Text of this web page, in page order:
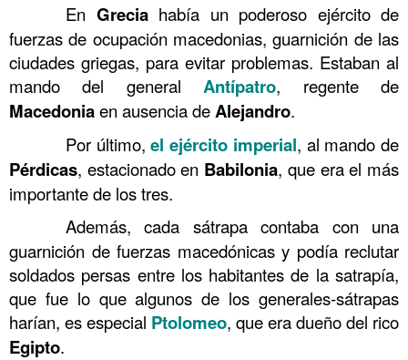
En Greciahabía un poderoso ejército de
fuerzas de ocupación macedonias, guarnición de las
ciudades griegas, para evitar problemas. Estaban al
mando del general Antípatro, regente de
Macedoniaen ausencia deAlejandro.
Por último,el ejército imperial, al mando de
Pérdicas, estacionado en Babilonia, que era el más
importante de los tres.
Además, cada sátrapa contaba con una
guarnición de fuerzas macedónicas y podía reclutar
soldados persas entre los habitantes de la satrapía,
que fue lo que algunos de los generales-sátrapas
harían, es especial Ptolomeo, que era dueño del rico
Egipto.